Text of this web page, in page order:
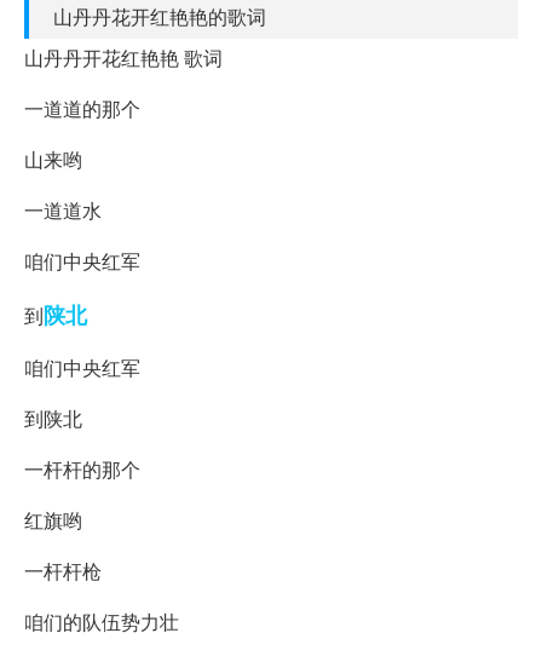
山丹丹花开红艳艳的歌词
山丹丹开花红艳艳 歌词
一道道的那个
山来哟
一道道水
咱们中央红军
到陕北
咱们中央红军
到陕北
一杆杆的那个
红旗哟
一杆杆枪
咱们的队伍势力壮